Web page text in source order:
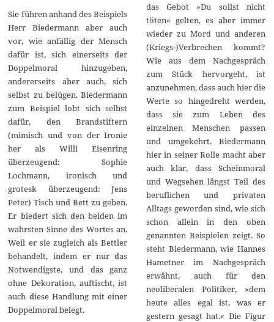
Sie führen anhand des Beispiels
Herr Biedermann aber auch
vor, wie anfällig der Mensch
dafür ist, sich einerseits der
Doppelmoral hinzugeben,
andererseits aber auch, sich
selbst zu belügen. Biedermann
zum Beispiel lobt sich selbst
dafür, den Brandstiftern
(mimisch und von der Ironie
her als Willi Eisenring
überzeugend: Sophie
Lochmann, ironisch und
grotesk überzeugend: Jens
Peter) Tisch und Bett zu geben.
Er biedert sich den beiden im
wahrsten Sinne des Wortes an.
Weil er sie zugleich als Bettler
behandelt, indem er nur das
Notwendigste, und das ganz
ohne Dekoration, auftischt, ist
auch diese Handlung mit einer
Doppelmoral belegt.
das Gebot »Du sollst nicht
töten« gelten, es aber immer
wieder zu Mord und anderen
(Kriegs-)Verbrechen kommt?
Wie aus dem Nachgespräch
zum Stück hervorgeht, ist
anzunehmen, dass auch hier die
Werte so hingedreht werden,
dass sie zum Leben des
einzelnen Menschen passen
und umgekehrt. Biedermann
hier in seiner Rolle macht aber
auch klar, dass Scheinmoral
und Wegsehen längst Teil des
beruflichen und privaten
Alltags geworden sind, wie sich
schon allein in den oben
genannten Beispielen zeigt. So
steht Biedermann, wie Hannes
Hametner im Nachgespräch
erwähnt, auch für den
neoliberalen Politiker, »dem
heute alles egal ist, was er
gestern gesagt hat.« Die Figur